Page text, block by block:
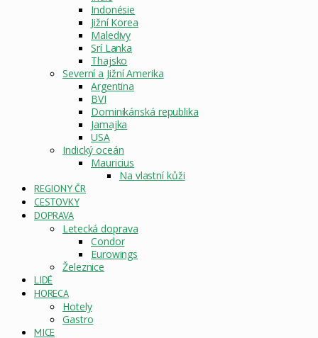
Indonésie
Jižní Korea
Maledivy
Srí Lanka
Thajsko
Severní a Jižní Amerika
Argentina
BVI
Dominikánská republika
Jamajka
USA
Indický oceán
Mauricius
Na vlastní kůži
REGIONY ČR
CESTOVKY
DOPRAVA
Letecká doprava
Condor
Eurowings
Železnice
LIDÉ
HORECA
Hotely
Gastro
MICE